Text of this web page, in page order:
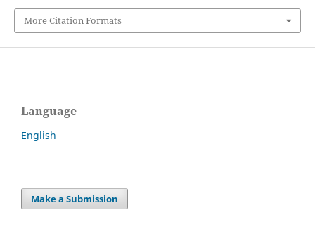
More Citation Formats
Language
English
Make a Submission